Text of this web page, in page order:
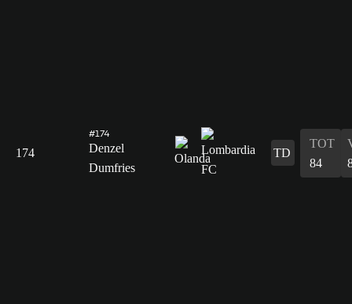
174
#174
Denzel
Dumfries
TD
TOT
84